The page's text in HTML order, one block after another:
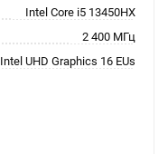
Intel Core i5 13450HX
2 400 МГц
Intel UHD Graphics 16 EUs